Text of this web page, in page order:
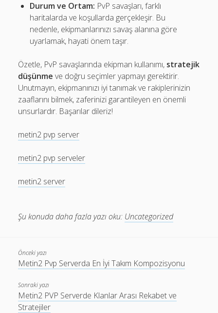
Durum ve Ortam: PvP savaşları, farklı
haritalarda ve koşullarda gerçekleşir. Bu
nedenle, ekipmanlarınızı savaş alanına göre
uyarlamak, hayati önem taşır.
Özetle, PvP savaşlarında ekipman kullanımı, stratejik
düşünme ve doğru seçimler yapmayı gerektirir.
Unutmayın, ekipmanınızı iyi tanımak ve rakiplerinizin
zaaflarını bilmek, zaferinizi garantileyen en önemli
unsurlardır. Başarılar dileriz!
metin2 pvp server
metin2 pvp serveler
metin2 server
Şu konuda daha fazla yazı oku: Uncategorized
Önceki yazı
Metin2 Pvp Serverda En İyi Takım Kompozisyonu
Sonraki yazı
Metin2 PVP Serverde Klanlar Arası Rekabet ve
Stratejiler